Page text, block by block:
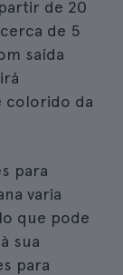
de 20
de 5
saída
colorido da
para
varia
que pode
sua
para